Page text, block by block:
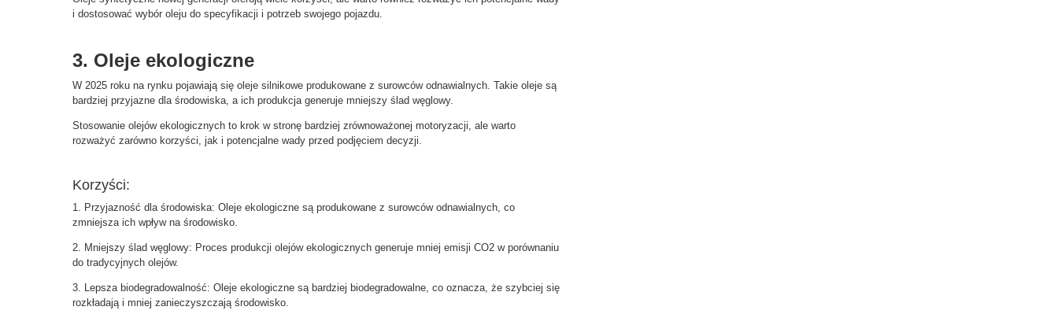
i dostosować wybór oleju do specyfikacji i potrzeb swojego pojazdu.
3. Oleje ekologiczne
W 2025 roku na rynku pojawiają się oleje silnikowe produkowane z surowców odnawialnych. Takie oleje są
bardziej przyjazne dla środowiska, a ich produkcja generuje mniejszy ślad węglowy.
Stosowanie olejów ekologicznych to krok w stronę bardziej zrównoważonej motoryzacji, ale warto
rozważyć zarówno korzyści, jak i potencjalne wady przed podjęciem decyzji.
Korzyści:
1. Przyjazność dla środowiska: Oleje ekologiczne są produkowane z surowców odnawialnych, co
zmniejsza ich wpływ na środowisko.
2. Mniejszy ślad węglowy: Proces produkcji olejów ekologicznych generuje mniej emisji CO2 w porównaniu
do tradycyjnych olejów.
3. Lepsza biodegradowalność: Oleje ekologiczne są bardziej biodegradowalne, co oznacza, że szybciej się
rozkładają i mniej zanieczyszczają środowisko.